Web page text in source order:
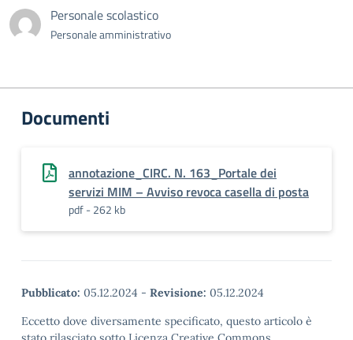
Personale scolastico
Personale amministrativo
Documenti
annotazione_CIRC. N. 163_Portale dei
servizi MIM – Avviso revoca casella di posta
pdf - 262 kb
Pubblicato: 05.12.2024 - Revisione: 05.12.2024
Eccetto dove diversamente specificato, questo articolo è